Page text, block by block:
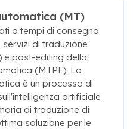
(MT)
o tempi di consegna
di traduzione
e post-editing della
(MTPE). La
è un processo di
artificiale
di traduzione di
soluzione per le